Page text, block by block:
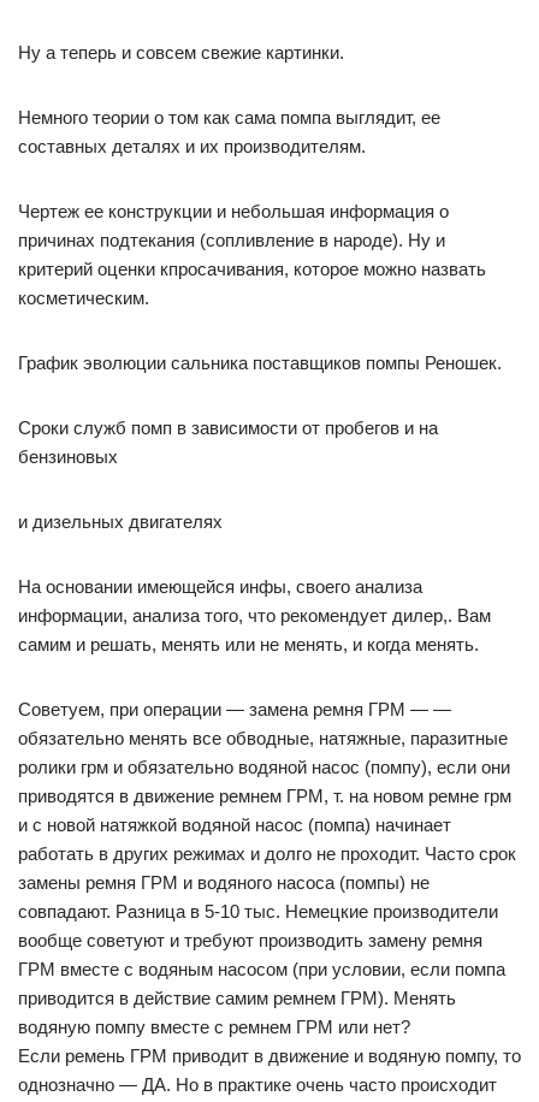
Ну а теперь и совсем свежие картинки.
Немного теории о том как сама помпа выглядит, ее
составных деталях и их производителям.
Чертеж ее конструкции и небольшая информация о
причинах подтекания (сопливление в народе). Ну и
критерий оценки кпросачивания, которое можно назвать
косметическим.
График эволюции сальника поставщиков помпы Реношек.
Сроки служб помп в зависимости от пробегов и на
бензиновых
и дизельных двигателях
На основании имеющейся инфы, своего анализа
информации, анализа того, что рекомендует дилер,. Вам
самим и решать, менять или не менять, и когда менять.
Советуем, при операции — замена ремня ГРМ — —
обязательно менять все обводные, натяжные, паразитные
ролики грм и обязательно водяной насос (помпу), если они
приводятся в движение ремнем ГРМ, т. на новом ремне грм
и с новой натяжкой водяной насос (помпа) начинает
работать в других режимах и долго не проходит. Часто срок
замены ремня ГРМ и водяного насоса (помпы) не
совпадают. Разница в 5-10 тыс. Немецкие производители
вообще советуют и требуют производить замену ремня
ГРМ вместе с водяным насосом (при условии, если помпа
приводится в действие самим ремнем ГРМ). Менять
водяную помпу вместе с ремнем ГРМ или нет?
Если ремень ГРМ приводит в движение и водяную помпу, то
однозначно — ДА. Но в практике очень часто происходит